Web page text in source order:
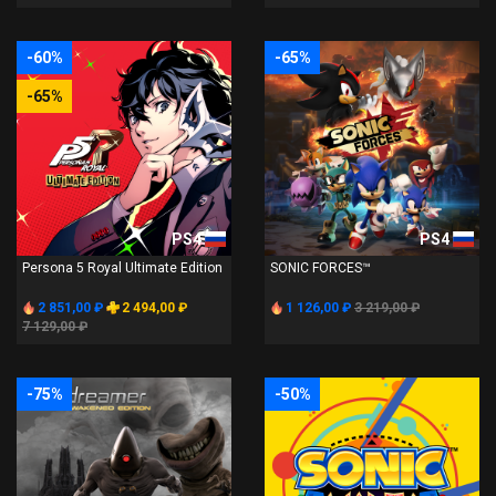
-60%
-65%
PS4
Persona 5 Royal Ultimate Edition
2 851,00 ₽
2 494,00 ₽
7 129,00 ₽
-65%
PS4
SONIC FORCES™
1 126,00 ₽ 3 219,00 ₽
-75% -50%